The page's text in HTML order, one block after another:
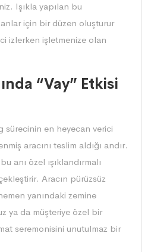
Işıkla yapılan bu
için bir düzen oluşturur
izlerken işletmenize olan
“Vay” Etkisi
sürecinin en heyecan verici
aracını teslim aldığı andır.
anı özel ışıklandırmalı
Aracın pürüzsüz
yanındaki zemine
ya da müşteriye özel bir
seremonisini unutulmaz bir